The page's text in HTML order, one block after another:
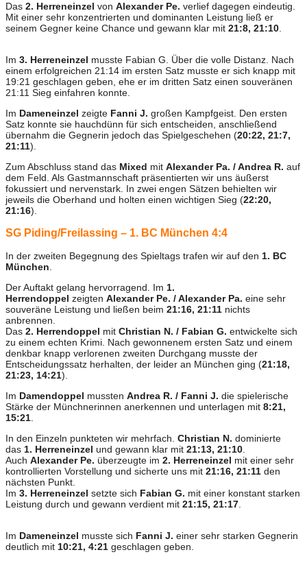
Das 2. Herreneinzel von Alexander Pe. verlief dagegen eindeutig.
Mit einer sehr konzentrierten und dominanten Leistung ließ er
seinem Gegner keine Chance und gewann klar mit 21:8, 21:10
Im 3. Herreneinzel musste Fabian G. Über die volle Distanz. Nach
einem erfolgreichen 21:14 im ersten Satz musste er sich knapp mit
19:21 geschlagen geben, ehe er im dritten Satz einen souveränen
21:11 Sieg einfahren konnte.
Im Dameneinzel zeigte Fanni J. großen Kampfgeist. Den ersten
Satz konnte sie hauchdünn für sich entscheiden, anschließend
übernahm die Gegnerin jedoch das Spielgeschehen (20:22, 21:7,
21:11).
Zum Abschluss stand das Mixed mit Alexander Pa. / Andrea R. auf
dem Feld. Als Gastmannschaft präsentierten wir uns äußerst
fokussiert und nervenstark. In zwei engen Sätzen behielten wir
jeweils die Oberhand und holten einen wichtigen Sieg (22:20,
21:16).
SG Piding/Freilassing – 1. BC München 4:4
In der zweiten Begegnung des Spieltags trafen wir auf den 1. BC
München
Der Auftakt gelang hervorragend. Im 1.
Herrendoppel zeigten Alexander Pe. / Alexander Pa. eine sehr
souveräne Leistung und ließen beim 21:16, 21:11 nichts
anbrennen.
Das 2. Herrendoppel mit Christian N. / Fabian G. entwickelte sich
zu einem echten Krimi. Nach gewonnenem ersten Satz und einem
denkbar knapp verlorenen zweiten Durchgang musste der
Entscheidungssatz herhalten, der leider an München ging (21:18,
21:23, 14:21).
Im Damendoppel mussten Andrea R. / Fanni J. die spielerische
Stärke der Münchnerinnen anerkennen und unterlagen mit 8:21,
15:21
In den Einzeln punkteten wir mehrfach. Christian N. dominierte
das 1. Herreneinzel und gewann klar mit 21:13, 21:10
Auch Alexander Pe. überzeugte im 2. Herreneinzel mit einer sehr
kontrollierten Vorstellung und sicherte uns mit 21:16, 21:11 den
nächsten Punkt.
Im 3. Herreneinzel setzte sich Fabian G. mit einer konstant starken
Leistung durch und gewann verdient mit 21:15, 21:17
Im Dameneinzel musste sich Fanni J. einer sehr starken Gegnerin
deutlich mit 10:21, 4:21 geschlagen geben.